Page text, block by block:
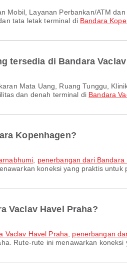
tata letak terminal di Bandara
tersedia di Bandara
dan denah terminal di Bandara
Kopenhagen?
penerbangan dari
koneksi yang praktis untuk
Vaclav Havel Praha?
Vaclav Havel Praha penerbangan
Rute-rute ini menawarkan koneksi